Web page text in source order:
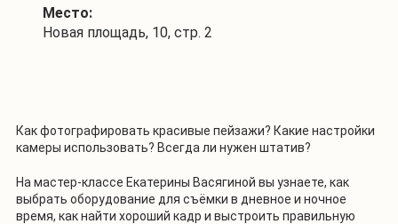
Место:
Новая площадь, 10, стр. 2
Как фотографировать красивые пейзажи? Какие настройки
камеры использовать? Всегда ли нужен штатив?
На мастер-классе Екатерины Васягиной вы узнаете, как
выбрать оборудование для съёмки в дневное и ночное
время, как найти хороший кадр и выстроить правильную